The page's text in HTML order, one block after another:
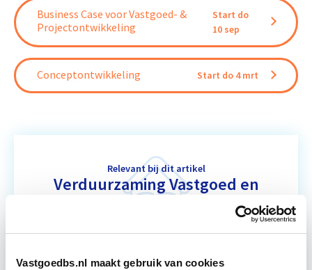
Vastgoedbs.nl maakt gebruik van cookies
Business Case voor Vastgoed- &
Projectontwikkeling
Start do
10 sep
Conceptontwikkeling Start do 4 mrt
Relevant bij dit artikel
Verduurzaming Vastgoed en
integraal te benaderen, maatregelen te